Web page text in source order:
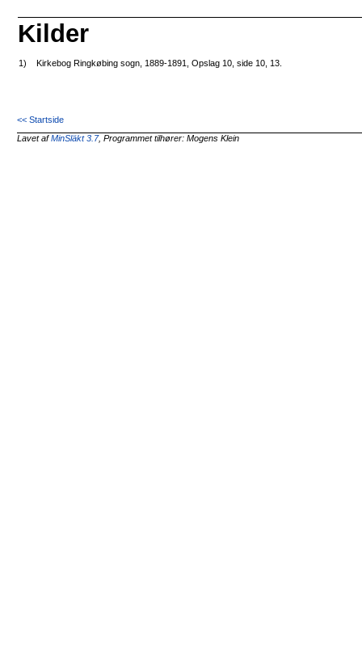
Kilder
1) Kirkebog Ringkøbing sogn, 1889-1891, Opslag 10, side 10, 13.
<< Startside
Lavet afMinSläkt 3.7, Programmet tilhører: Mogens Klein